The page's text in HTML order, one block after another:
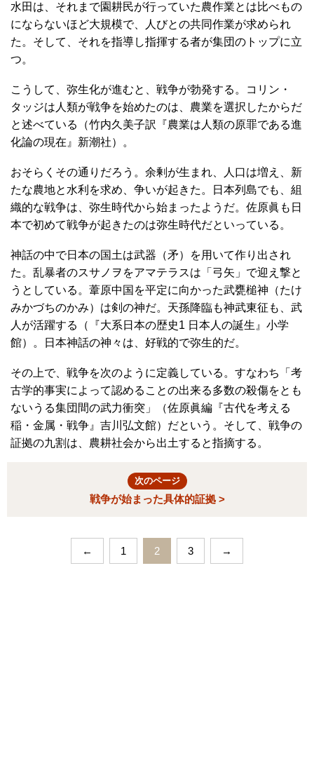
水田は、それまで園耕民が行っていた農作業とは比べもの
にならないほど大規模で、人びとの共同作業が求められ
た。そして、それを指導し指揮する者が集団のトップに立
つ。
こうして、弥生化が進むと、戦争が勃発する。コリン・
タッジは人類が戦争を始めたのは、農業を選択したからだ
と述べている（竹内久美子訳『農業は人類の原罪である進
化論の現在』新潮社）。
おそらくその通りだろう。余剰が生まれ、人口は増え、新
たな農地と水利を求め、争いが起きた。日本列島でも、組
織的な戦争は、弥生時代から始まったようだ。佐原眞も日
本で初めて戦争が起きたのは弥生時代だといっている。
神話の中で日本の国土は武器（矛）を用いて作り出され
た。乱暴者のスサノヲをアマテラスは「弓矢」で迎え撃と
うとしている。葦原中国を平定に向かった武甕槌神（たけ
みかづちのかみ）は剣の神だ。天孫降臨も神武東征も、武
人が活躍する（『大系日本の歴史1 日本人の誕生』小学
館）。日本神話の神々は、好戦的で弥生的だ。
その上で、戦争を次のように定義している。すなわち「考
古学的事実によって認めることの出来る多数の殺傷をとも
ないうる集団間の武力衝突」（佐原眞編『古代を考える
稲・金属・戦争』吉川弘文館）だという。そして、戦争の
証拠の九割は、農耕社会から出土すると指摘する。
次のページ
戦争が始まった具体的証拠 >
← 1 2 3 →